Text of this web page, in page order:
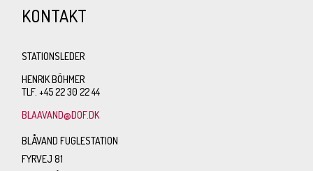
KONTAKT
STATIONSLEDER
HENRIK BÖHMER
TLF. +45 22 30 22 44
BLAAVAND@DOF.DK
BLÅVAND FUGLESTATION
FYRVEJ 81